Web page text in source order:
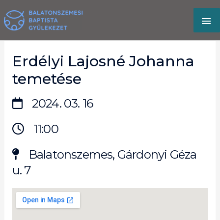
to
content
Erdélyi Lajosné Johanna
temetése
2024. 03. 16
11:00
Balatonszemes, Gárdonyi Géza
u. 7